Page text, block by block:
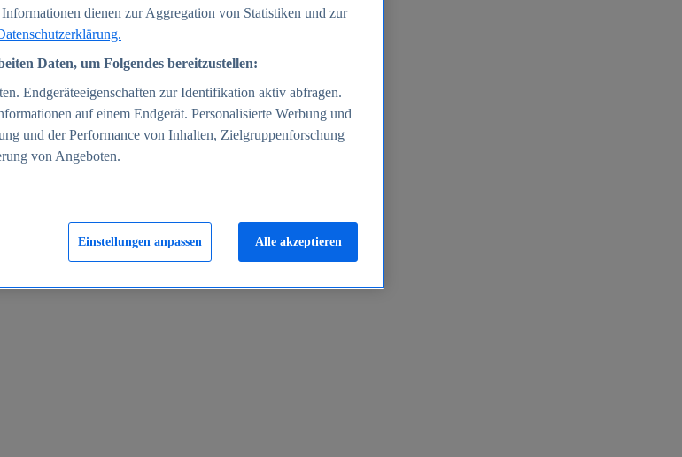
2025
dienen zur Aggregation von Statistiken und zur
Daten, um Folgendes bereitzustellen:
Endgeräteeigenschaften zur Identifikation aktiv abfragen.
auf einem Endgerät. Personalisierte Werbung und
und der Performance von Inhalten, Zielgruppenforschung
von Angeboten.
Einstellungen anpassen Alle akzeptieren